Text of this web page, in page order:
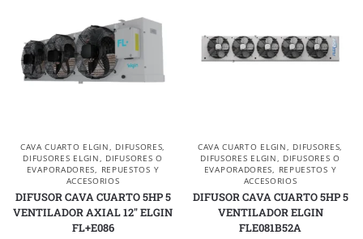
CAVA CUARTO ELGIN, DIFUSORES,
DIFUSORES ELGIN, DIFUSORES O
EVAPORADORES, REPUESTOS Y
ACCESORIOS
DIFUSOR CAVA CUARTO 5HP 5
VENTILADOR AXIAL 12″ ELGIN
FL+E086
CAVA CUARTO ELGIN, DIFUSORES,
DIFUSORES ELGIN, DIFUSORES O
EVAPORADORES, REPUESTOS Y
ACCESORIOS
DIFUSOR CAVA CUARTO 5HP 5
VENTILADOR ELGIN
FLE081B52A